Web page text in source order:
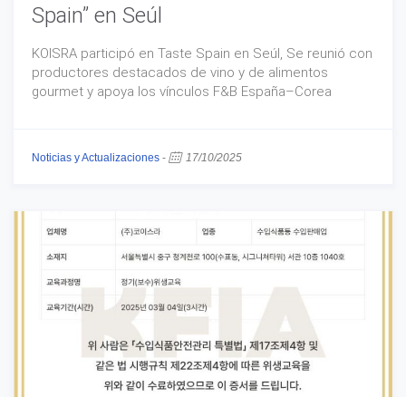
Spain” en Seúl
KOISRA participó en Taste Spain en Seúl, Se reunió con
productores destacados de vino y de alimentos
gourmet y apoya los vínculos F&B España–Corea
Noticias y Actualizaciones - 17/10/2025